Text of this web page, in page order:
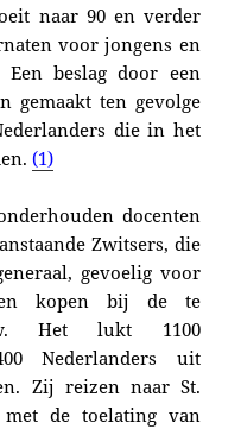
naar 90 en verder
voor jongens en
be­slag door een
ge­maakt ten gevolge
die in het
(1)
docenten
Zwit­sers, die
gevoelig voor
kopen bij de te
Het lukt 1100
Nederlanders uit
Zij reizen naar St.
de toelating van